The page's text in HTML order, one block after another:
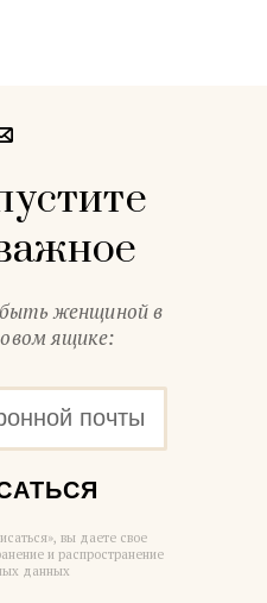
быть женщиной в
ящике:
вы даете свое
и распространение
данных